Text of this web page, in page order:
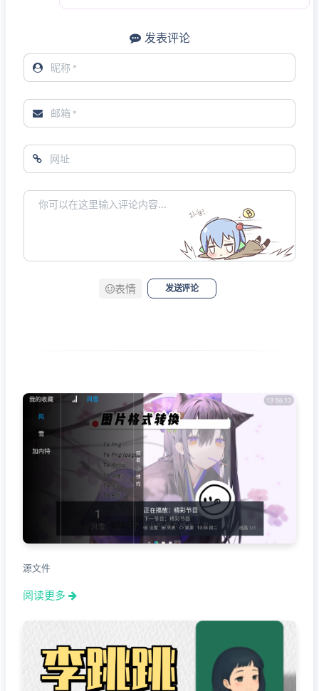
发表评论
表情 发送评论
源文件
阅读更多